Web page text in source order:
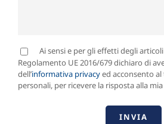
Ai sensi e per gli effetti degli
Regolamento UE 2016/679 dichiaro di
dell’informativa privacyed acconsento
personali, per ricevere la risposta alla